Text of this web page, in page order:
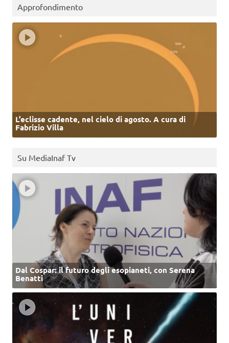
Approfondimento
L’eclisse cadente, nel cielo di agosto. A cura di
Fabrizio Villa
Su MediaInaf Tv
Dal Cospar: il futuro degli esopianeti, con Serena
Benatti